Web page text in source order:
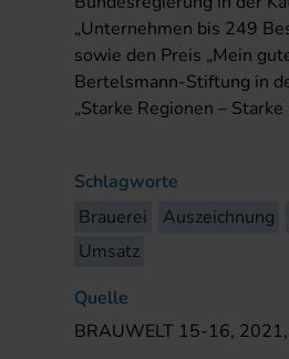
„Unternehmen bis 249
sowie den Preis „Mein
Bertelsmann-Stiftung in
„Starke Regionen – Starke
Schlagworte
Brauerei
Auszeichnung
Umsatz
Quelle
BRAUWELT 15-16,